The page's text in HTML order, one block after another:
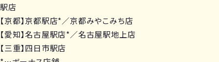
駅店
【京都】京都駅店*／京都みやこみち店
【愛知】名古屋駅店*／名古屋駅地上店
【三重】四日市駅店